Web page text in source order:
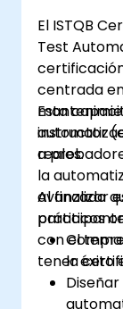
de
para la
profesional
móvil.
El ISTQB
Test
centrada
reales.
Esta
instructor
a
la
avanzado
prácticos
con el
tener éxito
Al finalizar
la